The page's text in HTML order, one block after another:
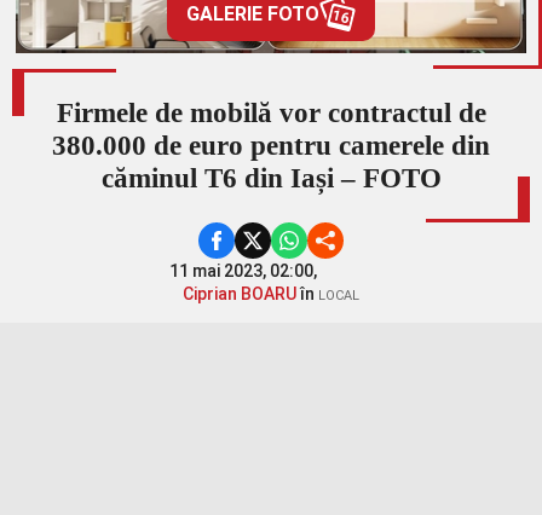
GALERIE FOTO 16
Firmele de mobilă vor contractul de
380.000 de euro pentru camerele din
căminul T6 din Iași – FOTO
11 mai 2023, 02:00,
Ciprian BOARUîn LOCAL